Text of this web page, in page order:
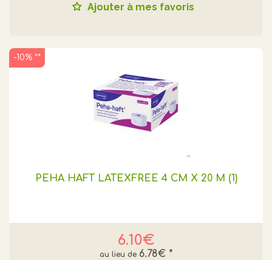
Ajouter à mes favoris
PEHA HAFT LATEXFREE 4 CM X 20 M (1)
6.10€
6.78€ *
-10% **